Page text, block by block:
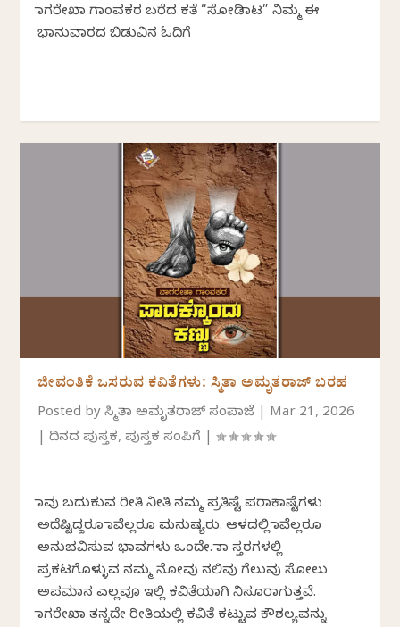
ನಾಗರೇಖಾ ಗಾಂವಕರ ಬರೆದ ಕತೆ “ಸೋಡಿನಾಟ” ನಿಮ್ಮ ಈ
ಭಾನುವಾರದ ಬಿಡುವಿನ ಓದಿಗೆ
ಜೀವಂತಿಕೆ ಒಸರುವ ಕವಿತೆಗಳು: ಸ್ಮಿತಾ ಅಮೃತರಾಜ್ ಬರಹ
Posted byಸ್ಮಿತಾ ಅಮೃತರಾಜ್ ಸಂಪಾಜೆ
Mar 21, 2026
|ದಿನದ ಪುಸ್ತಕ,ಪುಸ್ತಕ ಸಂಪಿಗೆ |
ನಾವು ಬದುಕುವ ರೀತಿ ನೀತಿ‌ ನಮ್ಮ ಪ್ರತಿಷ್ಟೆ ಪರಾಕಾಷ್ಟೆಗಳು
ಅದೆಷ್ಟಿದ್ದರೂ ನಾವೆಲ್ಲರೂ ಮನುಷ್ಯರು. ಆಳದಲ್ಲಿ ನಾವೆಲ್ಲರೂ
ಅನುಭವಿಸುವ ಭಾವಗಳು ಒಂದೇ. ನಾನಾ ಸ್ತರಗಳಲ್ಲಿ‌
ಪ್ರಕಟಗೊಳ್ಳುವ ನಮ್ಮ ನೋವು ನಲಿವು ಗೆಲುವು ಸೋಲು
ಅಪಮಾನ ಎಲ್ಲವೂ ಇಲ್ಲಿ ಕವಿತೆಯಾಗಿ ನಿಸೂರಾಗುತ್ತವೆ.
ನಾಗರೇಖಾ ತನ್ನದೇ ರೀತಿಯಲ್ಲಿ ಕವಿತೆ ಕಟ್ಟುವ ಕೌಶಲ್ಯವನ್ನು‌‌